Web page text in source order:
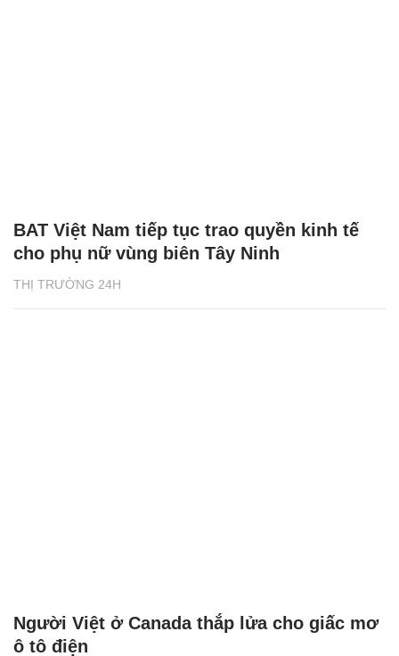
THỊ TRƯỜNG 24H
BAT Việt Nam tiếp tục trao quyền kinh tế
cho phụ nữ vùng biên Tây Ninh
Người Việt ở Canada thắp lửa cho giấc mơ
ô tô điện